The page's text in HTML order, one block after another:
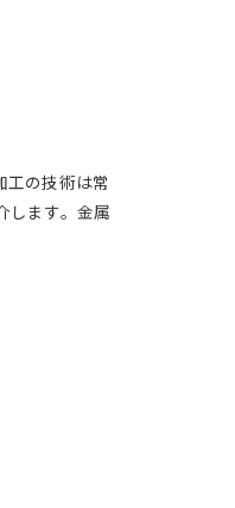
の技術は常
します。金属